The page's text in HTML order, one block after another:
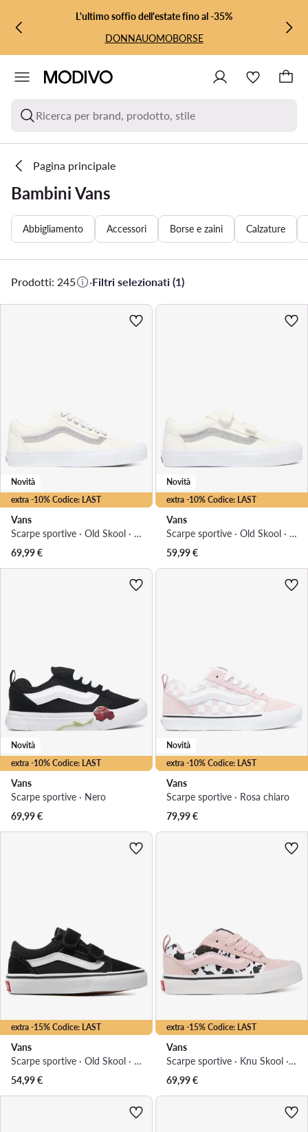
VAI AL CONTENUTO PRINCIPALE
VAI ALLA RICERCAL'ultimo soffio dell'estate fino al -35%
DONNAUOMOBORSE
Ricerca per brand, prodotto, stile
Pagina principale
Bambini Vans
Abbigliamento Accessori Borse e zaini Calzature
Prodotti: 245 ·Filtri selezionati (1)
extra -10% Codice: LAST
Novità
Vans
Scarpe sportive · Old Skool · Crema
69,99€
extra -10% Codice: LAST
Novità
Vans
Scarpe sportive · Old Skool · Nero
59,99€
extra -10% Codice: LAST
Novità
Vans
Scarpe sportive · Nero
69,99€
extra -10% Codice: LAST
Novità
Vans
Scarpe sportive · Rosa chiaro
79,99€
extra -15% Codice: LAST
Vans
Scarpe sportive · Old Skool · Nero
54,99€
extra -15% Codice: LAST
Vans
Scarpe sportive · Knu Skool · Rosa chiaro
69,99€